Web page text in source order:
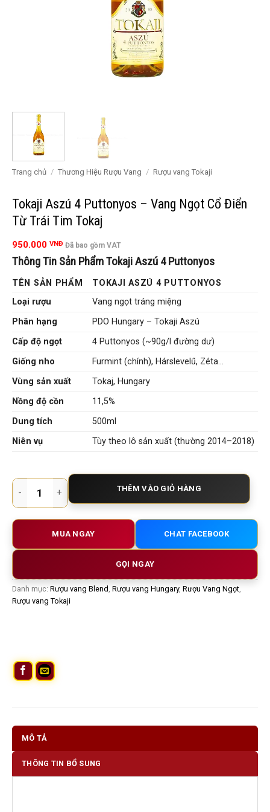
Trang chủ / Thương Hiệu Rượu Vang / Rượu vang Tokaji
Tokaji Aszú 4 Puttonyos – Vang Ngọt Cổ Điển
Từ Trái Tim Tokaj
950.000 VNĐ Đã bao gồm VAT
Thông Tin Sản Phẩm Tokaji Aszú 4 Puttonyos
TÊN SẢN PHẨM
TOKAJI ASZÚ 4 PUTTONYOS
Loại rượu
Vang ngọt tráng miệng
Phân hạng
PDO Hungary – Tokaji Aszú
Cấp độ ngọt
4 Puttonyos (~90g/l đường dư)
Giống nho
Furmint (chính), Hárslevelű, Zéta…
Vùng sản xuất
Tokaj, Hungary
Nồng độ cồn
11,5%
Dung tích
500ml
Niên vụ
Tùy theo lô sản xuất (thường 2014–2018)
Tokaji Aszú 4 Puttonyos – Vang Ngọt Cổ Điển Từ Trái Tim
THÊM VÀO GIỎ HÀNG
MUA NGAY CHAT FACEBOOK
GỌI NGAY
Danh mục: Rượu vang Blend , Rượu vang Hungary, Rượu Vang Ngọt,
Rượu vang Tokaji
MÔ TẢ
THÔNG TIN BỔ SUNG